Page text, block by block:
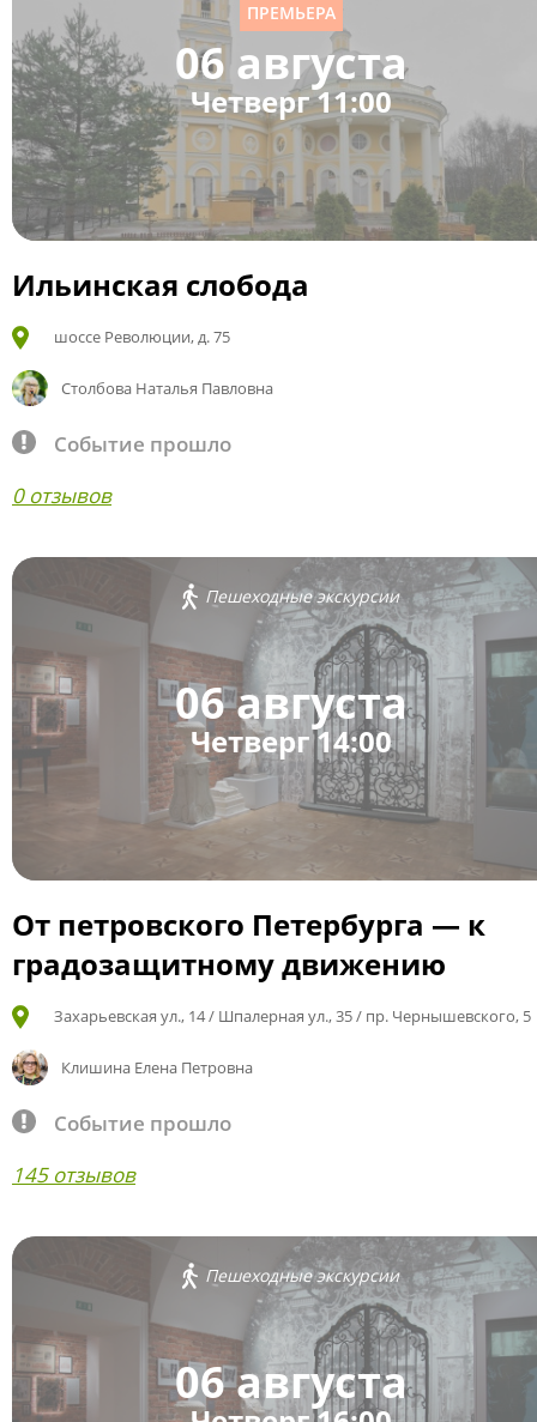
ПРЕМЬЕРА
06 августа
Четверг 11:00
Ильинская слобода
шоссе Революции, д. 75
Столбова Наталья Павловна
Событие прошло
0 отзывов
Пешеходные экскурсии
06 августа
Четверг 14:00
От петровского Петербурга — к
градозащитному движению
Захарьевская ул., 14 / Шпалерная ул., 35 / пр. Чернышевского, 5
Клишина Елена Петровна
Событие прошло
145 отзывов
Пешеходные экскурсии
06 августа